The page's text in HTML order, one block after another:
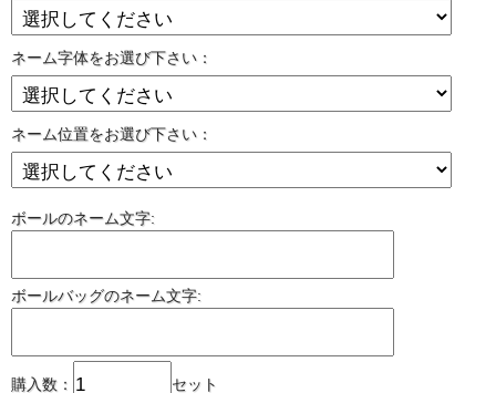
ネーム字体をお選び下さい：
ネーム位置をお選び下さい：
ボールのネーム文字:
ボールバッグのネーム文字:
購入数： セット